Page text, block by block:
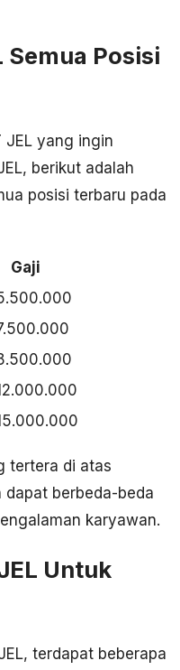
Semua Posisi
JEL yang ingin
berikut adalah
posisi terbaru pada
Gaji
tertera di atas
berbeda-beda
karyawan.
Untuk
terdapat beberapa